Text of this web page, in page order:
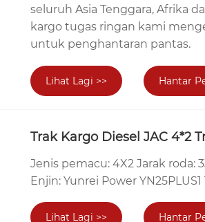
seluruh Asia Tenggara, Afrika
kargo tugas ringan kami
untuk penghantaran pantas.
Lihat Lagi >> Hantar
Trak Kargo Diesel JAC 4*2
Jenis pemacu: 4X2 Jarak roda:
Enjin: Yunrei Power
Lihat Lagi >> Hantar